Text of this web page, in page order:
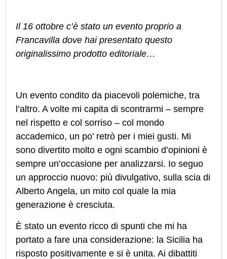
Il 16 ottobre c’è stato un evento proprio a
Francavilla dove hai presentato questo
originalissimo prodotto editoriale…
Un evento condito da piacevoli polemiche, tra
l’altro. A volte mi capita di scontrarmi – sempre
nel rispetto e col sorriso – col mondo
accademico, un po’ retrò per i miei gusti. Mi
sono divertito molto e ogni scambio d’opinioni è
sempre un’occasione per analizzarsi. Io seguo
un approccio nuovo: più divulgativo, sulla scia di
Alberto Angela, un mito col quale la mia
generazione è cresciuta.
È stato un evento ricco di spunti che mi ha
portato a fare una considerazione: la Sicilia ha
risposto positivamente e si è unita. Ai dibattiti